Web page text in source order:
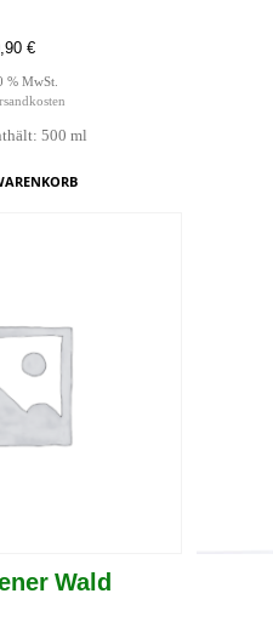
€
% MwSt.
500ml
Wald